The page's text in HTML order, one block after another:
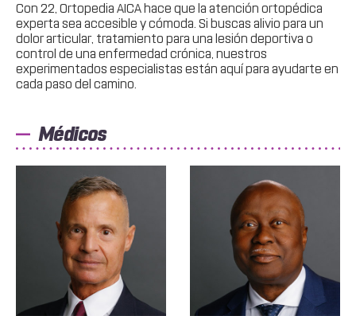
Con 22, Ortopedia AICA hace que la atención ortopédica
experta sea accesible y cómoda. Si buscas alivio para un
dolor articular, tratamiento para una lesión deportiva o
control de una enfermedad crónica, nuestros
experimentados especialistas están aquí para ayudarte en
cada paso del camino.
Médicos